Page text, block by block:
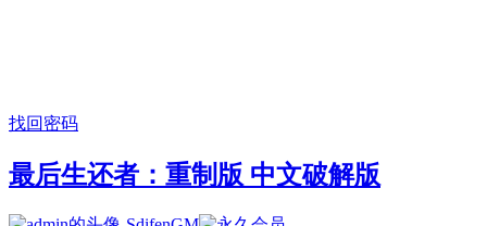
找回密码
最后生还者：重制版 中文破解版